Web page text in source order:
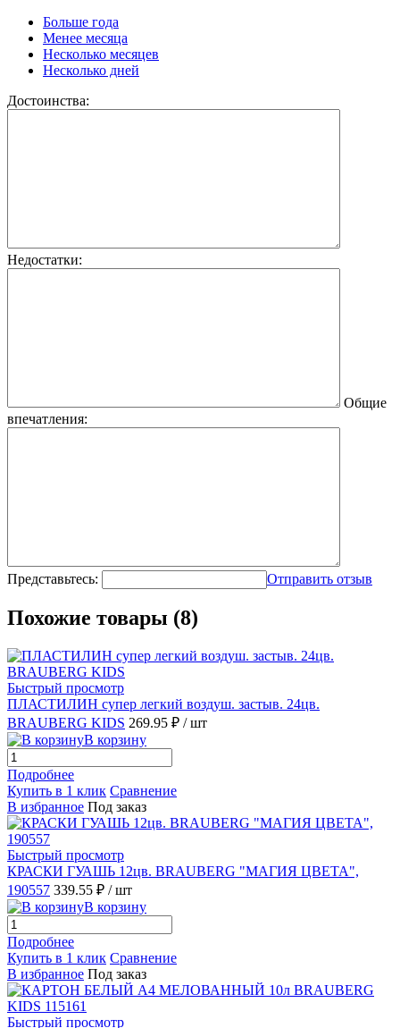
Больше года
Менее месяца
Несколько месяцев
Несколько дней
Достоинства:
Недостатки:
Общие
впечатления:
Представьтесь: Отправить отзыв
Похожие товары (8)
Быстрый просмотр
ПЛАСТИЛИН супер легкий воздуш. застыв. 24цв.
BRAUBERG KIDS 269.95 ₽ / шт
В корзину
Подробнее
Купить в 1 клик Сравнение
В избранное Под заказ
Быстрый просмотр
КРАСКИ ГУАШЬ 12цв. BRAUBERG "МАГИЯ ЦВЕТА",
190557 339.55 ₽ / шт
В корзину
Подробнее
Купить в 1 клик Сравнение
В избранное Под заказ
Быстрый просмотр